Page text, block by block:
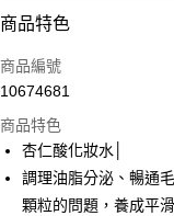
付款方式
信用卡一次付款
運送方式
海外-新馬
商品特色
商品編號
10674681
商品特色
杏仁酸化妝水│
調理油脂分泌、暢通
顆粒的問題，養成平